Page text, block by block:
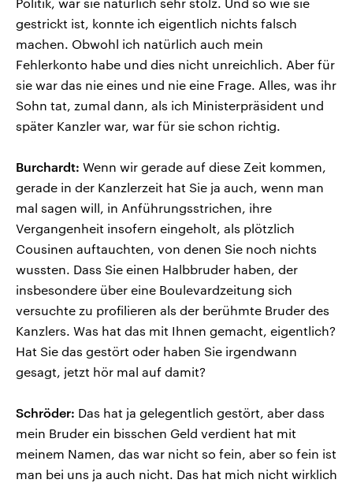
gestrickt ist, konnte ich eigentlich nichts falsch
machen. Obwohl ich natürlich auch mein
Fehlerkonto habe und dies nicht unreichlich. Aber für
sie war das nie eines und nie eine Frage. Alles, was ihr
Sohn tat, zumal dann, als ich Ministerpräsident und
später Kanzler war, war für sie schon richtig.
Burchardt: Wenn wir gerade auf diese Zeit kommen,
gerade in der Kanzlerzeit hat Sie ja auch, wenn man
mal sagen will, in Anführungsstrichen, ihre
Vergangenheit insofern eingeholt, als plötzlich
Cousinen auftauchten, von denen Sie noch nichts
wussten. Dass Sie einen Halbbruder haben, der
insbesondere über eine Boulevardzeitung sich
versuchte zu profilieren als der berühmte Bruder des
Kanzlers. Was hat das mit Ihnen gemacht, eigentlich?
Hat Sie das gestört oder haben Sie irgendwann
gesagt, jetzt hör mal auf damit?
Schröder: Das hat ja gelegentlich gestört, aber dass
mein Bruder ein bisschen Geld verdient hat mit
meinem Namen, das war nicht so fein, aber so fein ist
man bei uns ja auch nicht. Das hat mich nicht wirklich